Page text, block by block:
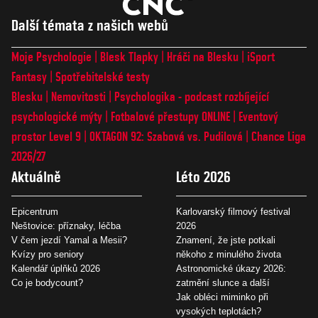
Další témata z našich webů
Moje Psychologie Blesk Tlapky Hráči na Blesku
iSport
Fantasy Spotřebitelské testy
Blesku
Nemovitosti
Psychologika - podcast rozbíjející
psychologické mýty
Fotbalové přestupy ONLINE
Eventový
prostor Level 9 OKTAGON 92: Szabová vs. Pudilová
Chance Liga
2026/27
Aktuálně
Epicentrum
Neštovice: příznaky, léčba
V čem jezdí Yamal a Mesii?
Kvízy pro seniory
Kalendář úplňků 2026
Co je bodycount?
Léto 2026
Karlovarský filmový festival
2026
Znamení, že jste potkali
někoho z minulého života
Astronomické úkazy 2026:
zatmění slunce a další
Jak obléci miminko při
vysokých teplotách?